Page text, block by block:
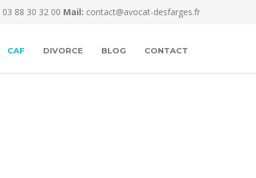
03 88 30 32 00 Mail: contact@avocat-desfarges.fr
CAF DIVORCE BLOG CONTACT